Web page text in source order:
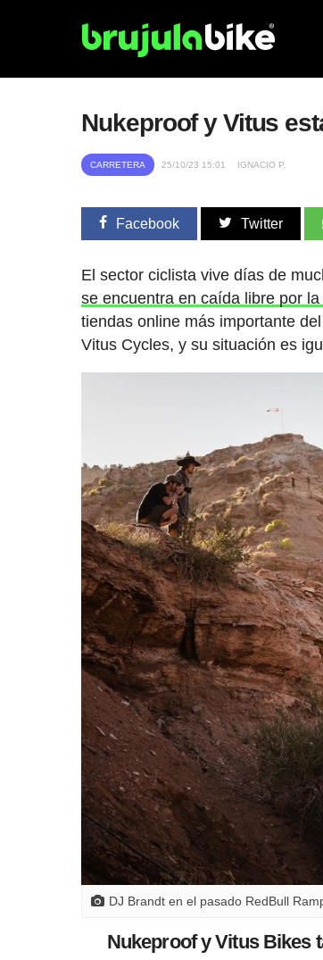
Nukeproof y Vitus
CARRETERA 25/10/23 15:01 IGNACIO P.
Facebook Twitter
El sector ciclista vive días de
se encuentra en caída libre por
tiendas online más importante
Vitus Cycles, y su situación es
DJ Brandt en el pasado RedBull
Nukeproof y Vitus Bikes